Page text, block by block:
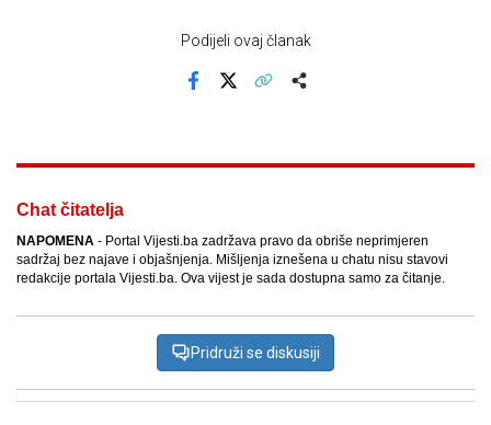
Podijeli ovaj članak
Facebook
Chat čitatelja
NAPOMENA - Portal Vijesti.ba zadržava pravo da obriše neprimjeren
sadržaj bez najave i objašnjenja. Mišljenja iznešena u chatu nisu stavovi
redakcije portala Vijesti.ba. Ova vijest je sada dostupna samo za čitanje.
Pridruži se diskusiji